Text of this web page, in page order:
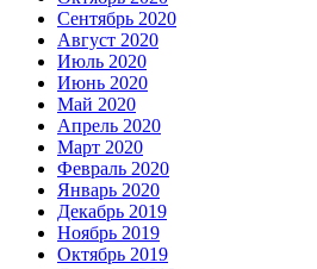
Сентябрь 2020
Август 2020
Июль 2020
Июнь 2020
Май 2020
Апрель 2020
Март 2020
Февраль 2020
Январь 2020
Декабрь 2019
Ноябрь 2019
Октябрь 2019